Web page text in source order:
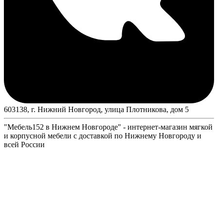
603138, г. Нижний Новгород, улица Плотникова, дом 5
"Мебель152 в Нижнем Новгороде" - интернет-магазин мягкой
и корпусной мебели с доставкой по Нижнему Новгороду и
всей России